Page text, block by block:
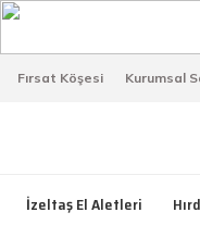
Fırsat Köşesi Kurumsal
İzeltaş El Aletleri